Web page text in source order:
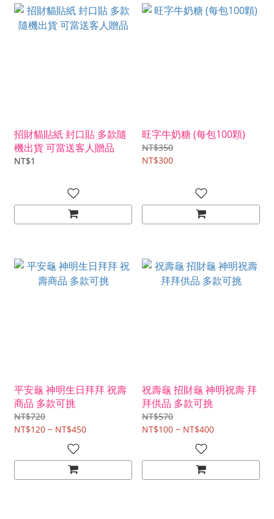
招財貓貼紙 封口貼 多款隨
機出貨 可當送客人贈品
NT$1
旺字牛奶糖 (每包100顆)
NT$350
NT$300
平安龜 神明生日拜拜 祝壽
商品 多款可挑
NT$720
NT$120 ~ NT$450
祝壽龜 招財龜 神明祝壽 拜
拜供品 多款可挑
NT$570
NT$100 ~ NT$400